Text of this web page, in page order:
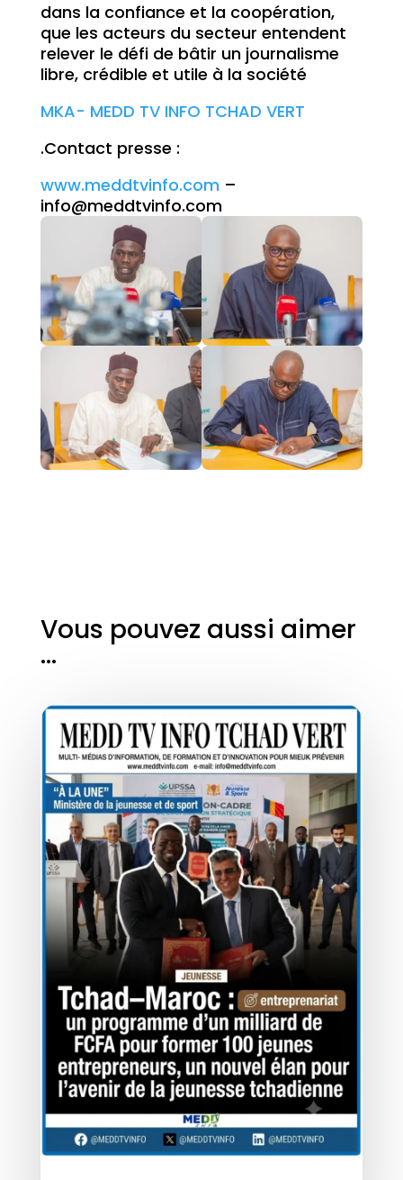
dans la confiance et la coopération,
que les acteurs du secteur entendent
relever le défi de bâtir un journalisme
libre, crédible et utile à la société
MKA- MEDD TV INFO TCHAD VERT
.Contact presse :
www.meddtvinfo.com –
info@meddtvinfo.com
Vous pouvez aussi aimer
…